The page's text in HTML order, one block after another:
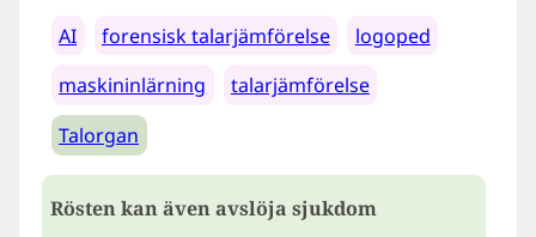
AI
forensisk talarjämförelse
logoped
maskininlärning
talarjämförelse
Talorgan
Rösten kan även avslöja sjukdom